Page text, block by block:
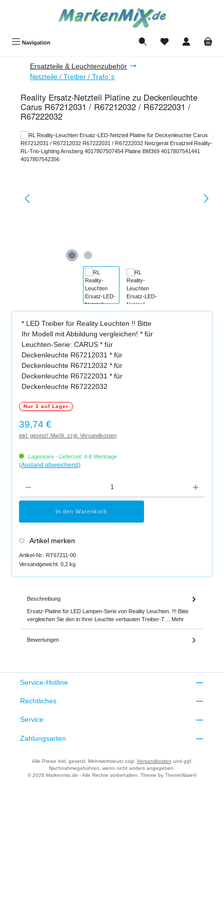
Navigation Du hast 0 Produkte
Ersatzteile & Leuchtenzubehör
Netzteile / Treiber / Trafo`s
Reality Ersatz-Netzteil Platine zu Deckenleuchte
Carus R67212031 / R67212032 / R67222031 /
R67222032
Bildergalerie überspringen
* LED Treiber für Reality Leuchten !! Bitte
Ihr Modell mit Abbildung vergleichen! * für
Leuchten-Serie: CARUS * für
Deckenleuchte R67212031 * für
Deckenleuchte R67212032 * für
Deckenleuchte R67222031 * für
Deckenleuchte R67222032
Nur 1 auf Lager
Regulärer Preis:
39,74 €
inkl. gesetzl. MwSt. zzgl. Versandkosten
Lagerware - Lieferzeit: 4-6 Werktage
(Ausland abweichend)
In den Warenkorb
Artikel merken
Artikel-Nr.: RT67211-00
Versandgewicht: 0,2 kg
Beschreibung
Ersatz-Platine für LED Lampen-Serie von Reality Leuchten. !!! Bitte
vergleichen Sie den in Ihrer Leuchte verbauten Treiber-T… Mehr
Bewertungen
Service-Hotline
Rechtliches
Service
Zahlungsarten
Alle Preise inkl. gesetzl. Mehrwertsteuer zzgl. Versandkosten und ggf.
Nachnahmegebühren, wenn nicht anders angegeben.
© 2026 Markenmix.de - Alle Rechte vorbehalten. Theme by ThemeWare®